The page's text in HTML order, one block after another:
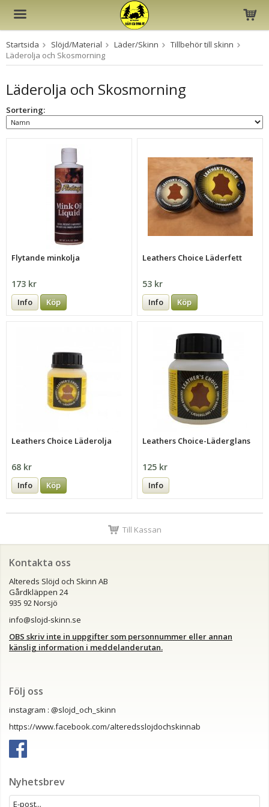
Produkten har blivit tillagd i varukorgen
Startsida Slöjd/Material Läder/Skinn
Tillbehör till skinn
Läderolja och Skosmorning
Läderolja och Skosmorning
Sortering:
Flytande minkolja
173 kr
Info Köp
Leathers Choice Läderfett
53 kr
Info Köp
Leathers Choice Läderolja
68 kr
Info Köp
Leathers Choice-Läderglans
125 kr
Info
Till Kassan
Kontakta oss
Altereds Slöjd och Skinn AB
Gårdkläppen 24
935 92 Norsjö
info@slojd-skinn.se
OBS skriv inte in uppgifter som personnummer eller annan
känslig information i meddelanderutan.
Följ oss
instagram : @slojd_och_skinn
https://www.facebook.com/alteredsslojdochskinnab
Nyhetsbrev